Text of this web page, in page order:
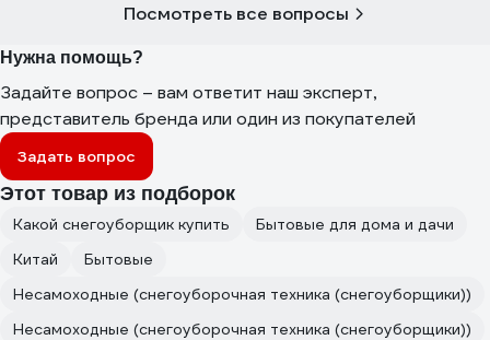
Посмотреть все вопросы
Нужна помощь?
Задайте вопрос – вам ответит наш эксперт,
представитель бренда или один из покупателей
Задать вопрос
Этот товар из подборок
Какой снегоуборщик купить
Бытовые для дома и дачи
Китай
Бытовые
Несамоходные (снегоуборочная техника (снегоуборщики))
Несамоходные (снегоуборочная техника (снегоуборщики))